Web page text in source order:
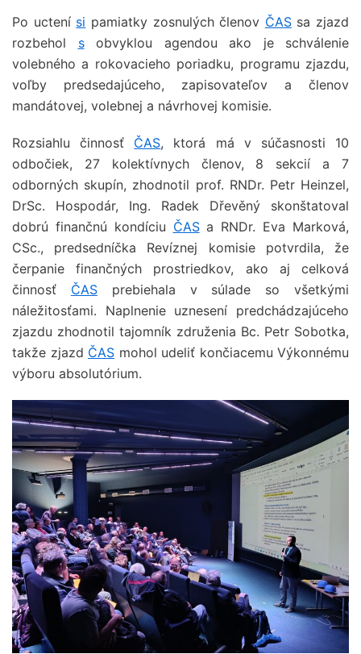
Po uctení si pamiatky zosnulých členov ČASsa zjazd
rozbehol sobvyklou agendou ako je schválenie
volebného a rokovacieho poriadku, programu zjazdu,
voľby predsedajúceho, zapisovateľov a členov
mandátovej, volebnej a návrhovej komisie.
Rozsiahlu činnosť ČAS, ktorá má v súčasnosti 10
odbočiek, 27 kolektívnych členov, 8 sekcií a 7
odborných skupín, zhodnotil prof. RNDr. Petr Heinzel,
DrSc. Hospodár, Ing. Radek Dřevěný skonštatoval
dobrú finančnú kondíciu ČASa RNDr. Eva Marková,
CSc., predsedníčka Revíznej komisie potvrdila, že
čerpanie finančných prostriedkov, ako aj celková
činnosť ČASprebiehala v súlade so všetkými
náležitosťami. Naplnenie uznesení predchádzajúceho
zjazdu zhodnotil tajomník združenia Bc. Petr Sobotka,
takže zjazd ČAS mohol udeliť končiacemu Výkonnému
výboru absolutórium.